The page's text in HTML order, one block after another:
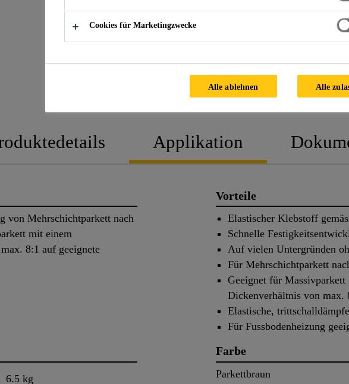
PRODUKTDATENBLATT
Applikation
von Mehrschichtparkett nach
mit einem
8:1 auf geeignete
Vorteile
Elastischer Klebstoff
Schnelle
Auf vielen Untergründen
Für Mehrschichtparkett
Geeignet für
Dickenverhältnis von max.
Elastische,
Für Fussbodenheizung
6.5 kg
Farbe
Parkettbraun
Cookies für Marketingzwecke
Alle ablehnen Alle